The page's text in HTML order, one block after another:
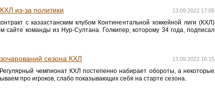
13.09.2022 17:05
из-за политики
с казахстанским клубом Континентальной хоккейной лиги (КХЛ)
команды из Нур-Султана. Голкипер, которому 34 года, подписал
13.09.2022 16:15
сезона КХЛ
чемпионат КХЛ постепенно набирает обороты, а некоторые
про игроков, слабо показывающих себя на старте сезона.